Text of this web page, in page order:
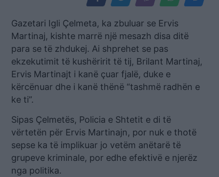
Gazetari Igli Çelmeta, ka zbuluar se Ervis
Martinaj, kishte marrë një mesazh disa ditë
para se të zhdukej. Ai shprehet se pas
ekzekutimit të kushëririt të tij, Brilant Martinaj,
Ervis Martinajt i kanë çuar fjalë, duke e
kërcënuar dhe i kanë thënë “tashmë radhën e
ke ti”.
Sipas Çelmetës, Policia e Shtetit e di të
vërtetën për Ervis Martinajn, por nuk e thotë
sepse ka të implikuar jo vetëm anëtarë të
grupeve kriminale, por edhe efektivë e njerëz
nga politika.